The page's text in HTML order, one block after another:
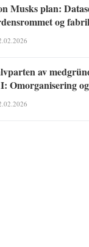
Musks plan:
og
av
Omorganisering